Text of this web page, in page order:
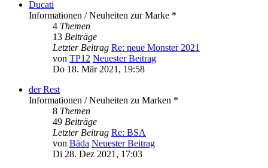
Ducati
Informationen / Neuheiten zur Marke *
4 Themen
13 Beiträge
Letzter Beitrag Re: neue Monster 2021
von TP12 Neuester Beitrag
Do 18. Mär 2021, 19:58
der Rest
Informationen / Neuheiten zu Marken *
8 Themen
49 Beiträge
Letzter Beitrag Re: BSA
von Bäda Neuester Beitrag
Di 28. Dez 2021, 17:03